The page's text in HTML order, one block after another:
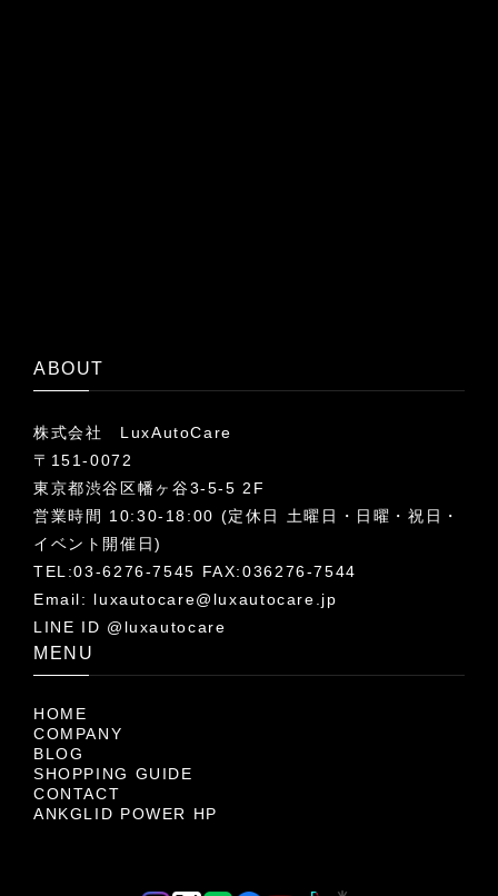
ABOUT
株式会社 LuxAutoCare
〒151-0072
東京都渋谷区幡ヶ谷3-5-5 2F
営業時間 10:30-18:00 (定休日 土曜日・日曜・祝日・
イベント開催日)
TEL:03-6276-7545 FAX:036276-7544
Email: luxautocare@luxautocare.jp
LINE ID @luxautocare
MENU
HOME
COMPANY
BLOG
SHOPPING GUIDE
CONTACT
ANKGLID POWER HP